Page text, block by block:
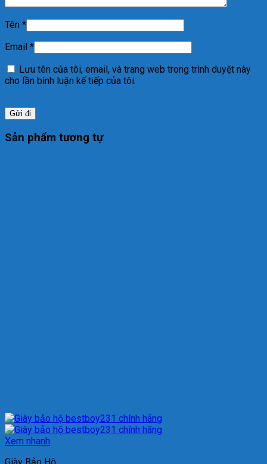
Tên *
Email *
Lưu tên của tôi, email, và trang web trong trình duyệt này
cho lần bình luận kế tiếp của tôi.
Sản phẩm tương tự
Xem nhanh